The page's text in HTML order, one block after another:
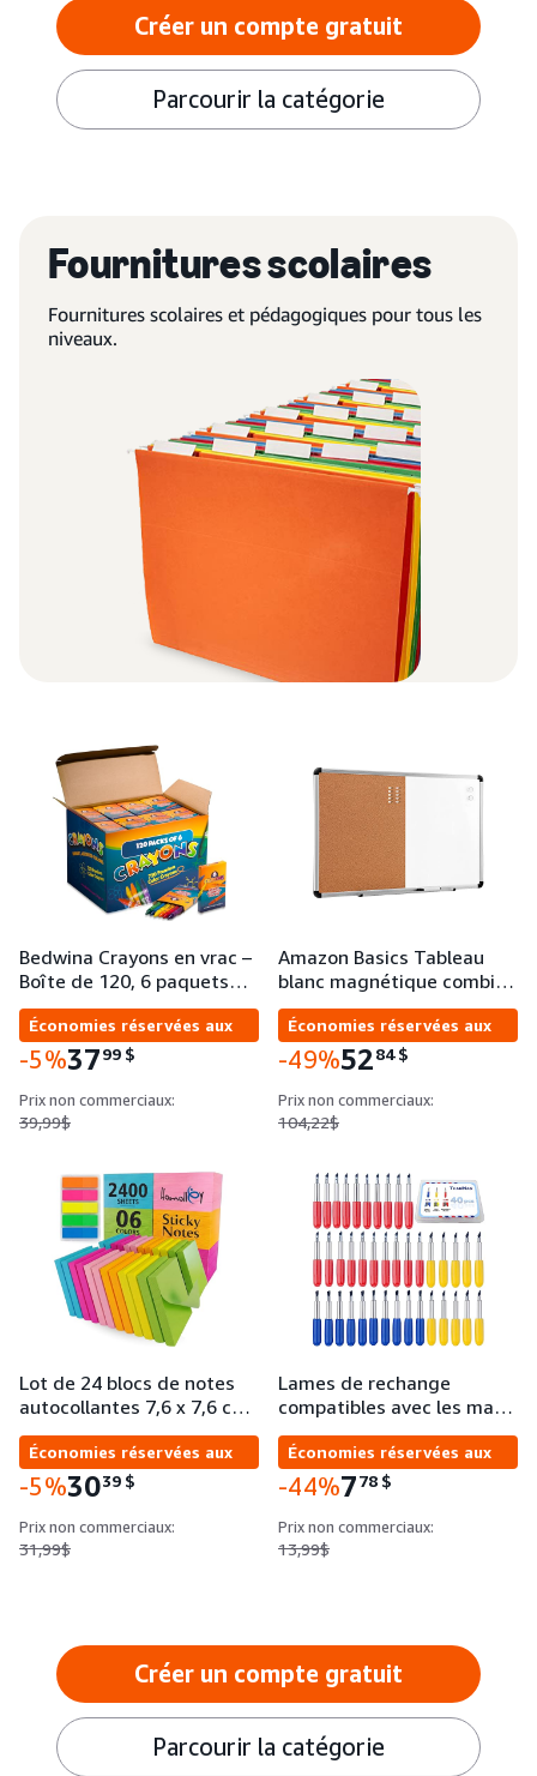
Créer un compte gratuit
Parcourir la catégorie
Fournitures scolaires
Fournitures scolaires et pédagogiques pour tous les
niveaux.
Bedwina Crayons en vrac –
Boîte de 120, 6 paquets…
Économies réservées aux
entreprises
-5%3799 $
Prix non commerciaux:
39,99$
Amazon Basics Tableau
blanc magnétique combi…
Économies réservées aux
entreprises
-49%5284 $
Prix non commerciaux:
104,22$
Lot de 24 blocs de notes
autocollantes 7,6 x 7,6 c…
Économies réservées aux
entreprises
-5%3039 $
Prix non commerciaux:
31,99$
Lames de rechange
compatibles avec les ma…
Économies réservées aux
entreprises
-44%778 $
Prix non commerciaux:
13,99$
Créer un compte gratuit
Parcourir la catégorie